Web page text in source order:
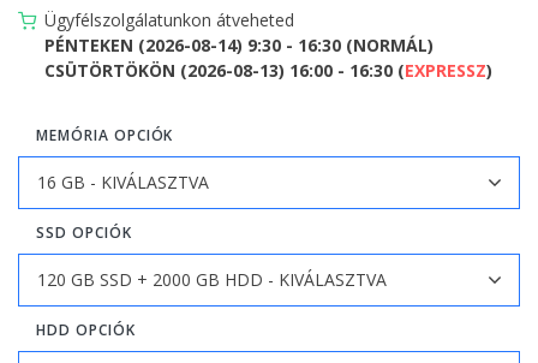
Ügyfélszolgálatunkon átveheted
PÉNTEKEN (2026-08-14) 9:30 - 16:30 (NORMÁL)
CSÜTÖRTÖKÖN (2026-08-13) 16:00 - 16:30 (EXPRESSZ)
MEMÓRIA OPCIÓK
SSD OPCIÓK
HDD OPCIÓK